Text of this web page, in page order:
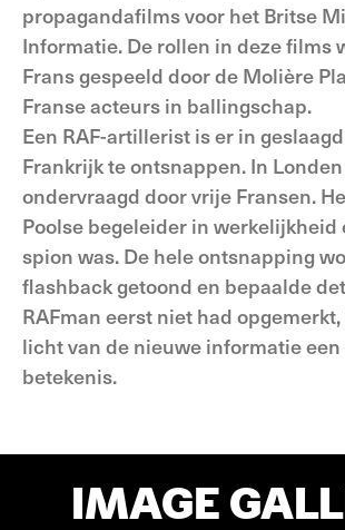
propagandafilms voor het Britse
Informatie. De rollen in deze films
Frans gespeeld door de Molière
Franse acteurs in ballingschap.
Een RAF-artillerist is er in
Frankrijk te ontsnappen. In
ondervraagd door vrije Fransen.
Poolse begeleider in werkelijkheid
spion was. De hele ontsnapping
flashback getoond en bepaalde
RAF­man eerst niet had
licht van de nieuwe informatie
betekenis.
IMAGE